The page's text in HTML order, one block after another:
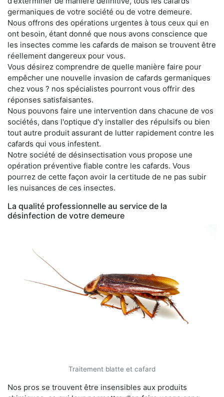
germaniques de votre société ou de votre demeure.
Nous offrons des opérations urgentes à tous ceux qui en
ont besoin, étant donné que nous avons conscience que
les insectes comme les cafards de maison se trouvent être
réellement dangereux pour vous.
Vous désirez comprendre de quelle manière faire pour
empêcher une nouvelle invasion de cafards germaniques
chez vous ? nos spécialistes pourront vous offrir des
réponses satisfaisantes.
Nous pouvons faire une intervention dans chacune de vos
sociétés, dans l'optique d'y installer des répulsifs ou bien
tout autre produit assurant de lutter rapidement contre les
cafards qui vous infestent.
Notre société de désinsectisation vous propose une
opération préventive fiable contre les cafards. Vous
pourrez de cette façon avoir la certitude de ne pas subir
les nuisances de ces insectes.
La qualité professionnelle au service de la
désinfection de votre demeure
Traitement blatte et cafard
Nos pros se trouvent être insensibles aux produits